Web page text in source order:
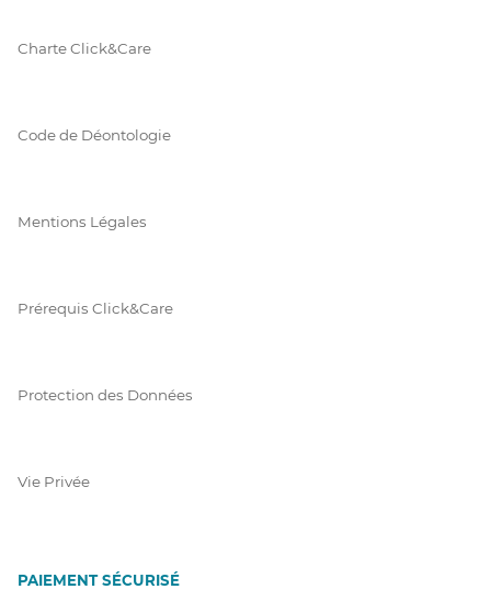
Charte Click&Care
Code de Déontologie
Mentions Légales
Prérequis Click&Care
Protection des Données
Vie Privée
PAIEMENT SÉCURISÉ